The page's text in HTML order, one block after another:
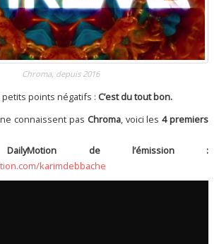
Chroma, depuis 2016
points négatifs : C’est du tout bon.
connaissent pas Chroma, voici les4 premiers
de l’émission :
karimdebbache